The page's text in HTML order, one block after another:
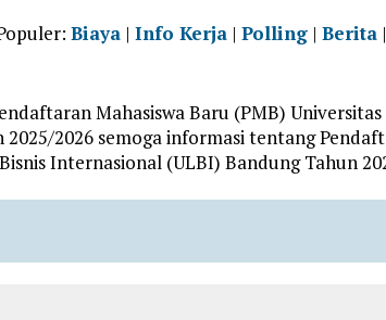
Biaya| Info Kerja| Polling| Berita|
Mahasiswa Baru (PMB)
2026 semoga informasi tentang
Internasional (ULBI) Bandung Tahun